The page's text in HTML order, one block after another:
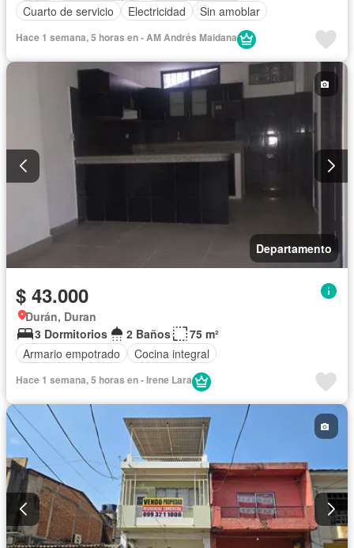
Cuarto de servicio
Electricidad Sin amoblar
Hace 1 semana, 5 horas en - AM Andrés Maidana
Departamento
$ 43.000
Durán, Duran
3 Dormitorios
2 Baños
75 m²
Armario empotrado
Cocina integral
Hace 1 semana, 5 horas en - Irene Lara